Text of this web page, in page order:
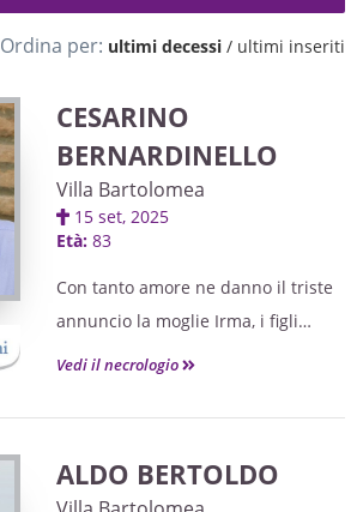
Ordina per: ultimi decessi / ultimi inseriti
CESARINO
BERNARDINELLO
Villa Bartolomea
15 set, 2025
Età: 83
Con tanto amore ne danno il triste
annuncio la moglie Irma, i figli
Gabriele con Nicoletta, Roberto con
Maria, Eleonora con Abel, Matteo
con Sofia, Michele con Valentina, i
Vedi il necrologio
ALDO BERTOLDO